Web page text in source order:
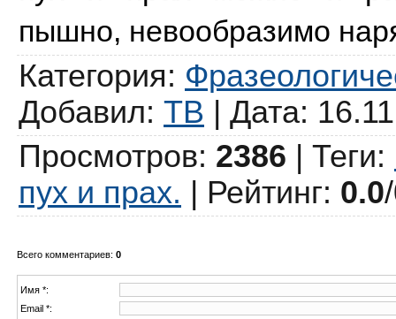
пышно, невообразимо
Категория:
Добавил: ТВ | Дата:
Просмотров: 2386 | Теги:
пух и прах. | Рейтинг: 0.0/
Всего комментариев: 0
Имя *:
Email *: